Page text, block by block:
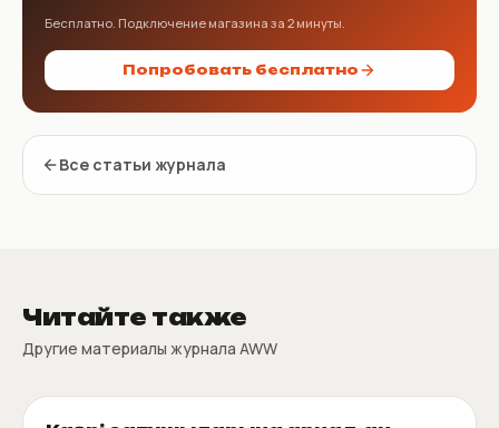
Бесплатно. Подключение магазина за 2 минуты.
Попробовать бесплатно
Все статьи журнала
Читайте также
Другие материалы журнала AWW